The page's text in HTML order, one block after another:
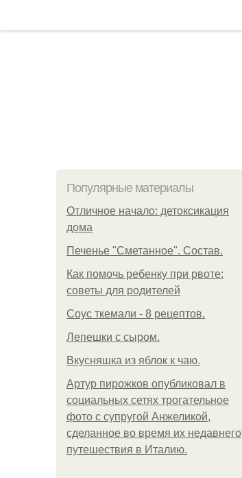
Популярные материалы
Отличное начало: детоксикация
дома
Печенье "Сметанное". Состав.
Как помочь ребенку при рвоте:
советы для родителей
Соус ткемали - 8 рецептов.
Лепешки с сыром.
Вкусняшка из яблок к чаю.
Артур пирожков опубликовал в
социальных сетях трогательное
фото с супругой Анжеликой,
сделанное во время их недавнего
путешествия в Италию.